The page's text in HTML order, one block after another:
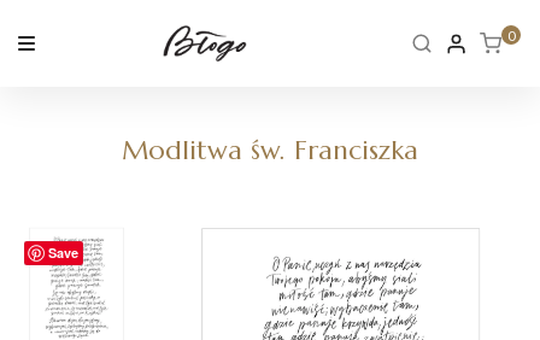
0
Modlitwa św. Franciszka
Save